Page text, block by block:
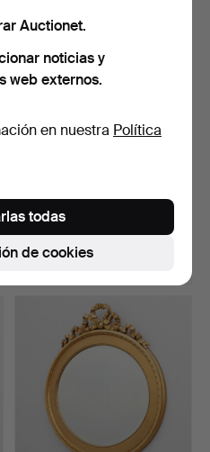
Subastado 17 jun 2026
23 pujas
Auctionet.
noticias y
web externos.
en nuestra Política
de cookies
todas